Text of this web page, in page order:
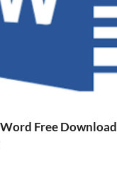
Free Download